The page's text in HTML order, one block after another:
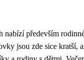
především
jsou zde sice kratší,